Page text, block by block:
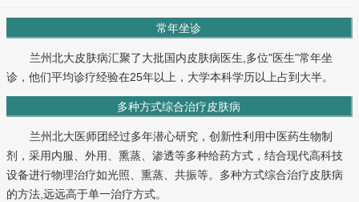
常年坐诊
兰州北大皮肤病汇聚了大批国内皮肤病医生,多位"医生"常年坐
诊，他们平均诊疗经验在25年以上，大学本科学历以上占到大半。
多种方式综合治疗皮肤病
兰州北大医师团经过多年潜心研究，创新性利用中医药生物制
剂，采用内服、外用、熏蒸、渗透等多种给药方式，结合现代高科技
设备进行物理治疗如光照、熏蒸、共振等。多种方式综合治疗皮肤病
的方法,远远高于单一治疗方式。